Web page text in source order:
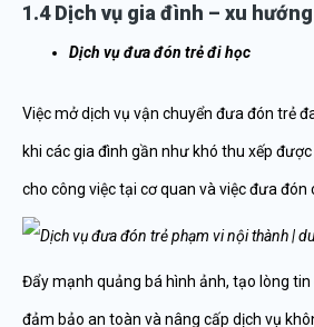
1.4 Dịch vụ gia đình – xu
Dịch vụ đưa đón trẻ đi học
Việc mở dịch vụ vận chuyển đưa đón trẻ
khi các gia đình gần như khó thu xếp
cho công việc tại cơ quan và việc đưa đón
Đẩy mạnh quảng bá hình ảnh, tạo lòng tin
đảm bảo an toàn và nâng cấp dịch vụ